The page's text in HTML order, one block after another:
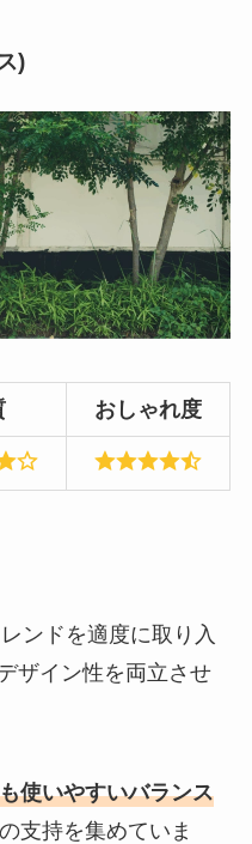
)
おしゃれ度
ンドを適度に取り入
ザイン性を両立させ
使いやすいバランス
支持を集めていま